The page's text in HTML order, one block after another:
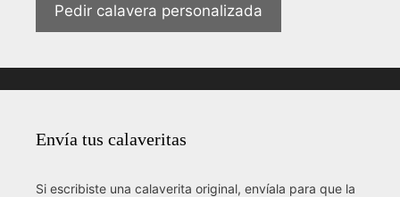
Pedir calavera personalizada
Envía tus calaveritas
Si escribiste una calaverita original, envíala para que la